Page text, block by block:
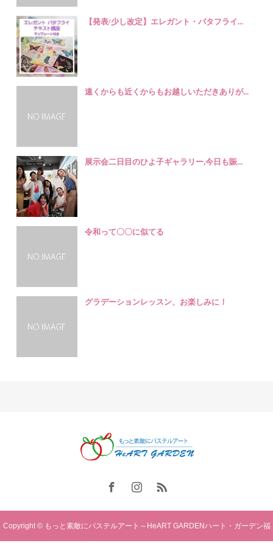
【発表/少し改定】エレガント・バタフライ...
遠くからも近くからもお越しいただきありが...
展示会二日目のひよ子ギャラリー,今日も賑...
令和って〇〇に似てる
グラデーションレッスン、お楽しみに！
Copyright © もっと素敵にパステルアート～HeART GARDENハート・ガーデン福